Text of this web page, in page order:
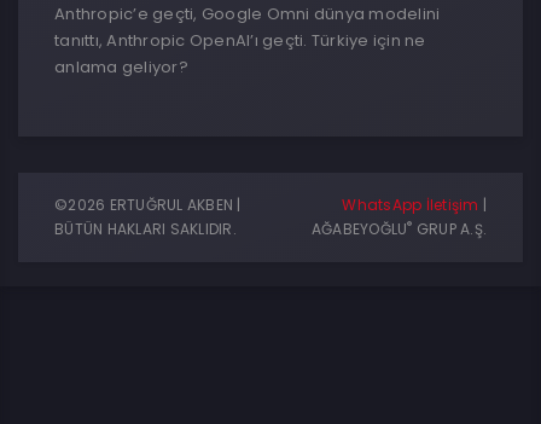
Anthropic’e geçti, Google Omni dünya modelini
tanıttı, Anthropic OpenAI’ı geçti. Türkiye için ne
anlama geliyor?
©2026 ERTUĞRUL AKBEN |
BÜTÜN HAKLARI SAKLIDIR.
WhatsApp İletişim |
AĞABEYOĞLU® GRUP A.Ş.